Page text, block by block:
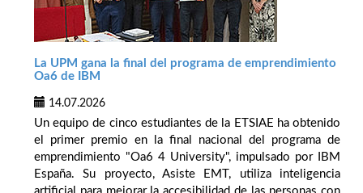
La UPM gana la final del programa de emprendimiento
Oa6 de IBM
14.07.2026
Un equipo de cinco estudiantes de la ETSIAE ha obtenido
el primer premio en la final nacional del programa de
emprendimiento "Oa6 4 University", impulsado por IBM
España. Su proyecto, Asiste EMT, utiliza inteligencia